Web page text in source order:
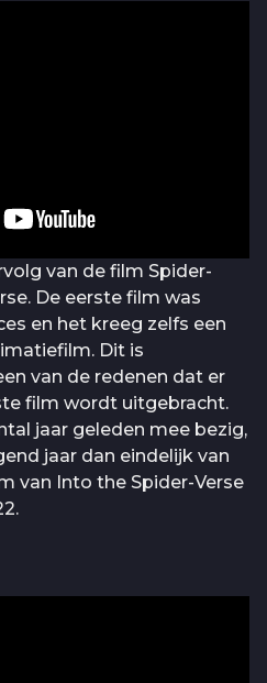
van de film Spider-
De eerste film was
en het kreeg zelfs een
Dit is
van de redenen dat er
film wordt uitgebracht.
jaar geleden mee bezig,
jaar dan eindelijk van
van Into the Spider-Verse